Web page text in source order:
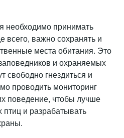
необходимо принимать
важно сохранять и
места обитания. Это
и охраняемых
свободно гнездиться и
проводить мониторинг
поведение, чтобы лучше
птиц и разрабатывать